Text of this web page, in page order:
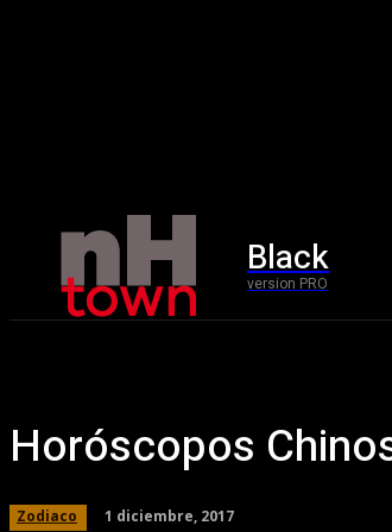
Black
version PRO
Horóscopos
Zodiaco 1 diciembre, 2017